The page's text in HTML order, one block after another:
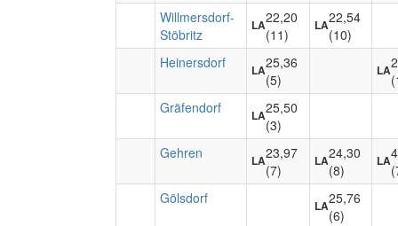
Willmersdorf-
Stöbritz
LA22,20
(11)
LA22,54
(10)
Heinersdorf
LA25,36
(5)
LA
Gräfendorf
LA25,50
(3)
Gehren
LA23,97
(7)
LA24,30
(8)
LA
Gölsdorf
LA25,76
(6)